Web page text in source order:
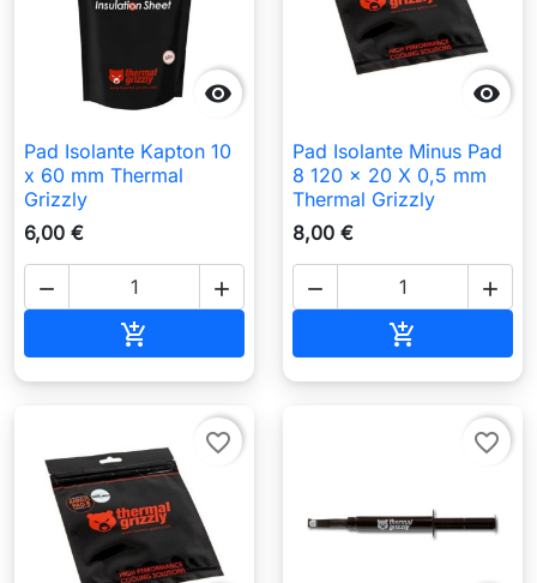

Pad Isolante Kapton 10
x 60 mm Thermal
Grizzly
6,00 €
 


Pad Isolante Minus Pad
8 120 x 20 X 0,5 mm
Thermal Grizzly
8,00 €
 

favorite_border favorite_border